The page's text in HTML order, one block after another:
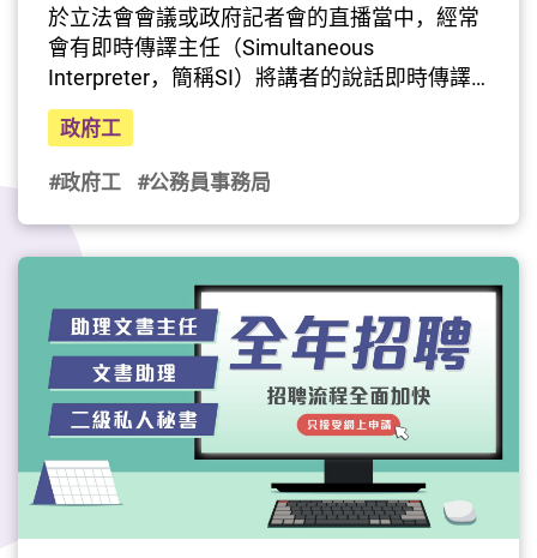
於立法會會議或政府記者會的直播當中，經常
會有即時傳譯主任（Simultaneous
Interpreter，簡稱SI）將講者的說話即時傳譯
為另一種語言。即時傳譯主任順暢的傳譯及內
容準確易明，全賴日常打好基本功及接受持續
培訓。即時傳譯主任入職後要先接受基本培
訓，包括傳譯前準備方法（例如洞悉會議文件
的重點），以及傳譯時所用到的技巧（例如先
撮要、後複述）。即時傳譯主任的工作需要不
少事前準備，亦要求臨場發揮，所以要熟讀會
議文件，飽覽相關報道及評論文章，以及預備
有可能用到的專有名詞翻譯，傳譯時便可以得
心應手。想知更多加入即時傳譯主任職系的工
作及相關資訊，請收看即時傳譯主任Edmund
的分享。（影片由公務員事務局提供）
政府工
#政府工
#公務員事務局